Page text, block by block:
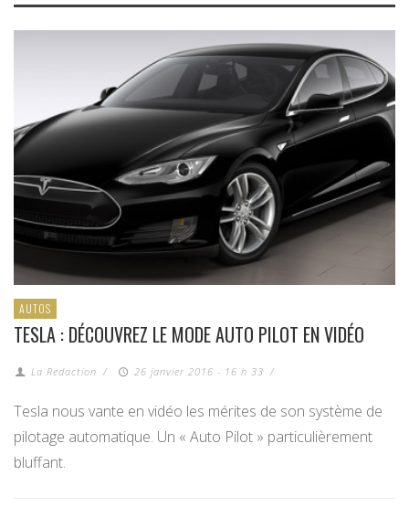
AUTOS
TESLA : DÉCOUVREZ LE MODE AUTO PILOT EN VIDÉO
La Redaction / 26 janvier 2016 - 16 h 33 /
Tesla nous vante en vidéo les mérites de son système de
pilotage automatique. Un « Auto Pilot » particulièrement
bluffant.